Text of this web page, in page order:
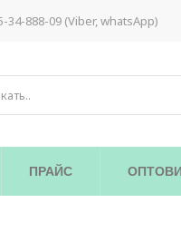
34-888-09 (Viber, whatsApp)
ПРАЙС